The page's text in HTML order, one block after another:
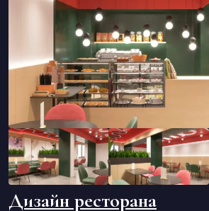
Дизайн ресторана